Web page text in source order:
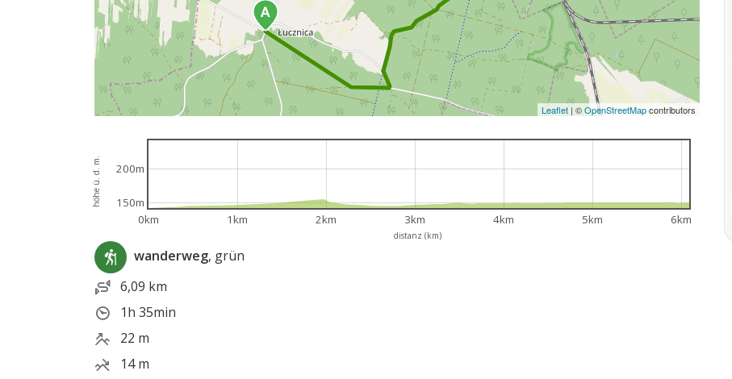
Leaflet | ©OpenStreetMapcontributors
distanz (km)
höhe ü. d. m.
0km 1km 2km 3km 4km 5km 6km
150m
200m
wanderweg, grün
6,09 km
1h 35min
22 m
14 m